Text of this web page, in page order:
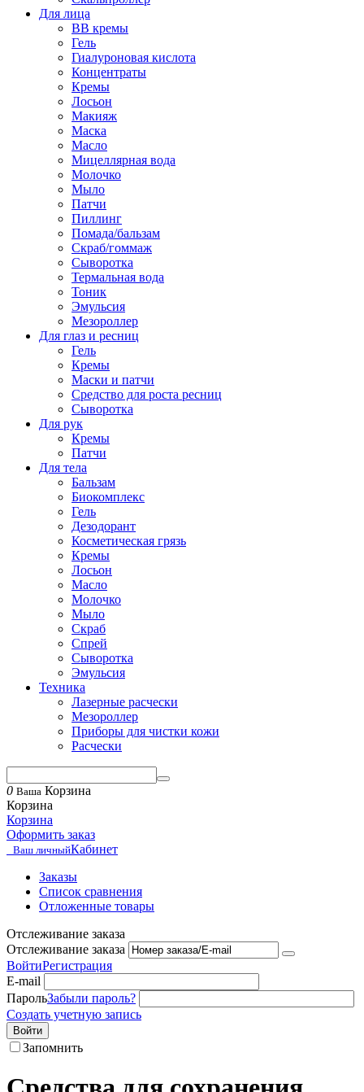
Для лица
BB кремы
Гель
Гиалуроновая кислота
Концентраты
Кремы
Лосьон
Макияж
Маска
Масло
Мицеллярная вода
Молочко
Мыло
Патчи
Пиллинг
Помада/бальзам
Скраб/гоммаж
Сыворотка
Термальная вода
Тоник
Эмульсия
Мезороллер
Для глаз и ресниц
Гель
Кремы
Маски и патчи
Средство для роста ресниц
Сыворотка
Для рук
Кремы
Патчи
Для тела
Бальзам
Биокомплекс
Гель
Дезодорант
Косметическая грязь
Кремы
Лосьон
Масло
Молочко
Мыло
Скраб
Спрей
Сыворотка
Эмульсия
Техника
Лазерные расчески
Мезороллер
Приборы для чистки кожи
Расчески
0 Ваша Корзина
Корзина
Корзина
Оформить заказ
Ваш личныйКабинет
Заказы
Список сравнения
Отложенные товары
Отслеживание заказа
Отслеживание заказа
ВойтиРегистрация
E-mail
ПарольЗабыли пароль?
Создать учетную запись
Войти
Запомнить